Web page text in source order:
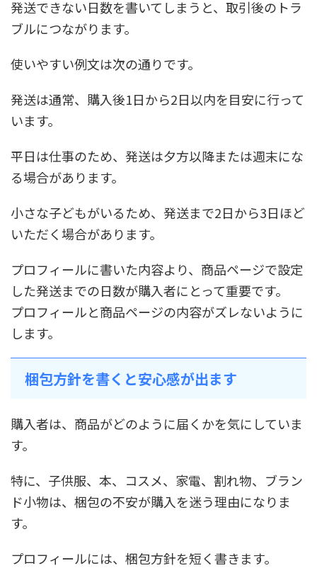
発送できない日数を書いてしまうと、取引後のトラ
ブルにつながります。
使いやすい例文は次の通りです。
発送は通常、購入後1日から2日以内を目安に行って
います。
平日は仕事のため、発送は夕方以降または週末にな
る場合があります。
小さな子どもがいるため、発送まで2日から3日ほど
いただく場合があります。
プロフィールに書いた内容より、商品ページで設定
した発送までの日数が購入者にとって重要です。
プロフィールと商品ページの内容がズレないように
します。
梱包方針を書くと安心感が出ます
購入者は、商品がどのように届くかを気にしていま
す。
特に、子供服、本、コスメ、家電、割れ物、ブラン
ド小物は、梱包の不安が購入を迷う理由になりま
す。
プロフィールには、梱包方針を短く書きます。